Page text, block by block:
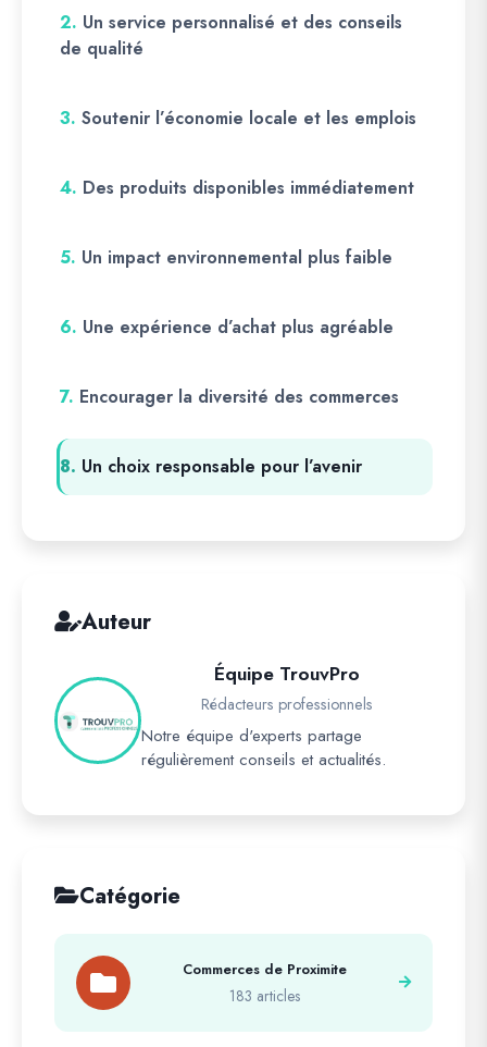
2. Un service personnalisé et des conseils
de qualité
3. Soutenir l’économie locale et les emplois
4. Des produits disponibles immédiatement
5. Un impact environnemental plus faible
6. Une expérience d’achat plus agréable
7. Encourager la diversité des commerces
8. Un choix responsable pour l’avenir
Auteur
Équipe TrouvPro
Rédacteurs professionnels
Notre équipe d'experts partage
régulièrement conseils et actualités.
Catégorie
Commerces de Proximite
183 articles